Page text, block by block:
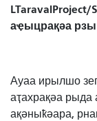
LTaravalProject/
аҿыцрақәа
Ауаа ирылшо
аҭахрақәа рыда
ақәныҟәара,